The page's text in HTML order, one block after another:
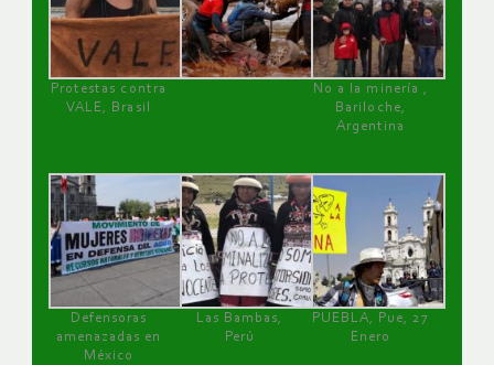
Protestas contra
VALE, Brasil
No a la minería ,
Bariloche,
Argentina
Defensoras
amenazadas en
México
Las Bambas,
Perú
PUEBLA, Pue, 27
Enero